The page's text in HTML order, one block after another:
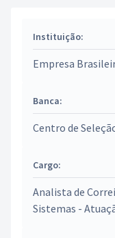
Instituição:
Empresa
Banca:
Centro de
Cargo:
Analista de
Sistemas -